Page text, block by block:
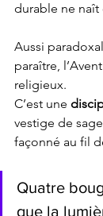
durable ne naît
Aussi
paraître,
religieux.
C’est une
vestige de
façonné au fil
Quatre
que la